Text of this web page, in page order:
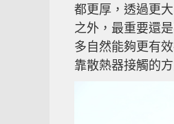
都更厚，透過更
之外，最重要還
多自然能夠更有
靠散熱器接觸的